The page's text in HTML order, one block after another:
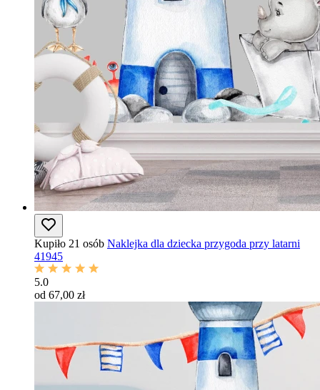
Kupiło 21 osób Naklejka dla dziecka przygoda przy latarni
41945
5.0
od 67,00 zł